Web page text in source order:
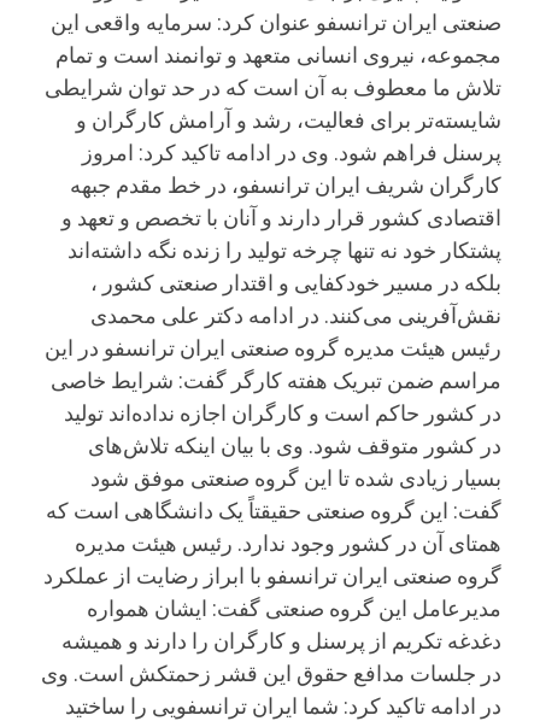
صنعتی ایران ترانسفو عنوان کرد: سرمایه واقعی این
مجموعه، نیروی انسانی متعهد و توانمند است و تمام
تلاش ما معطوف به آن است که در حد توان شرایطی
شایسته‌تر برای فعالیت، رشد و آرامش کارگران و
پرسنل فراهم شود. وی در ادامه تاکید کرد: امروز
کارگران شریف ایران ترانسفو، در خط مقدم جبهه
اقتصادی کشور قرار دارند و آنان با تخصص و تعهد و
پشتکار خود نه تنها چرخه تولید را زنده نگه داشته‌اند
بلکه در مسیر خودکفایی و اقتدار صنعتی کشور ،
نقش‌آفرینی می‌کنند. در ادامه دکتر علی محمدی
رئیس هیئت مدیره گروه صنعتی ایران ترانسفو در این
مراسم ضمن تبریک هفته کارگر گفت: شرایط خاصی
در کشور حاکم است و کارگران اجازه نداده‌اند تولید
در کشور متوقف شود. وی با بیان اینکه تلاش‌های
بسیار زیادی شده تا این گروه صنعتی موفق شود
گفت: این گروه صنعتی حقیقتاً یک دانشگاهی است که
همتای آن در کشور وجود ندارد‌. رئیس هیئت مدیره
گروه صنعتی ایران ترانسفو با ابراز رضایت از عملکرد
مدیرعامل این گروه صنعتی گفت: ایشان همواره
دغدغه تکریم از پرسنل و کارگران را دارند و همیشه
در جلسات مدافع حقوق این قشر زحمتکش است. وی
در ادامه تاکید کرد: شما ایران ترانسفویی را ساختید